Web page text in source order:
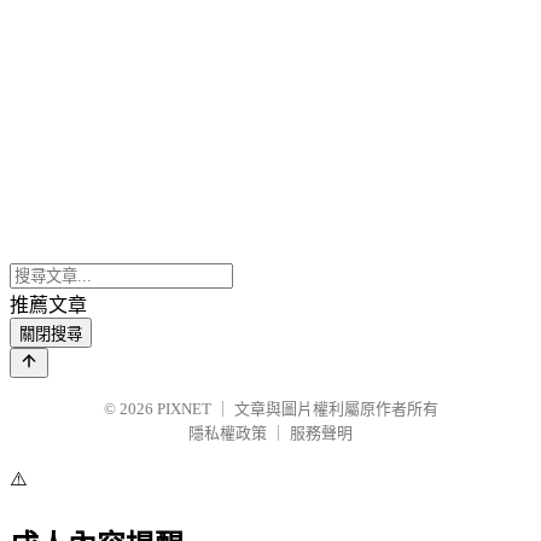
推薦文章
關閉搜尋
© 2026 PIXNET
文章與圖片權利屬原作者所有
隱私權政策
服務聲明
⚠️